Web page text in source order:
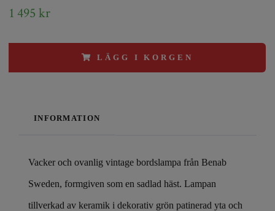
1 495 kr
LÄGG I KORGEN
INFORMATION
Vacker och ovanlig vintage bordslampa från Benab
Sweden, formgiven som en sadlad häst. Lampan
tillverkad av keramik i dekorativ grön patinerad yta och